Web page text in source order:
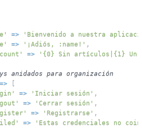
=> 'Bienvenido a nuestra
=> '¡Adiós, :name!' ,
=> '{0} Sin artículos|{1}
anidados para organización
=> [
=> 'Iniciar sesión' ,
=> 'Cerrar sesión' ,
=> 'Registrarse' ,
=> 'Estas credenciales no